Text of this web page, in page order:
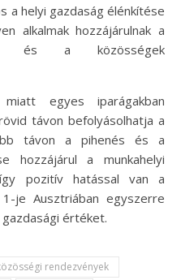
a helyi gazdaság élénkítése
alkalmak hozzájárulnak a
és a közösségek
egyes iparágakban
távon befolyásolhatja a
távon a pihenés és a
hozzájárul a munkahelyi
pozitív hatással van a
je Ausztriában egyszerre
értéket.
rendezvények